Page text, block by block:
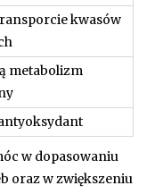
kwasów
metabolizm
w dopasowaniu
oraz w zwiększeniu